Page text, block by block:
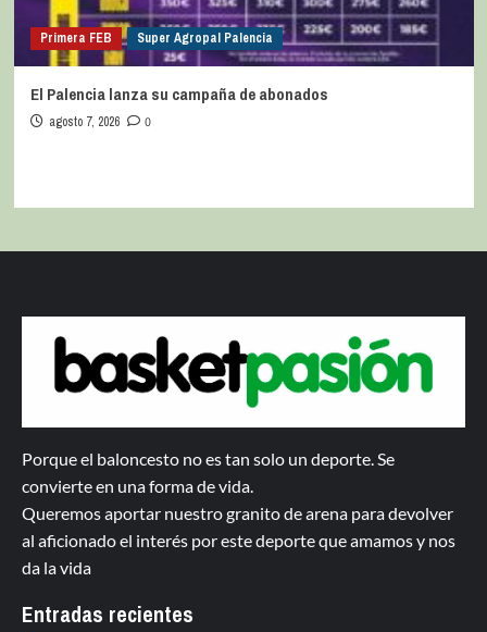
Primera FEB Super Agropal Palencia
El Palencia lanza su campaña de abonados
agosto 7, 2026 0
Porque el baloncesto no es tan solo un deporte. Se
convierte en una forma de vida.
Queremos aportar nuestro granito de arena para devolver
al aficionado el interés por este deporte que amamos y nos
da la vida
Entradas recientes